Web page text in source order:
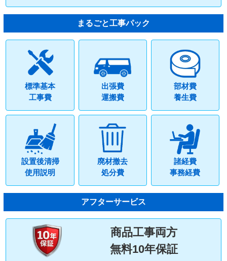
まるごと工事パック
標準基本
工事費
出張費
運搬費
部材費
養生費
設置後清掃
使用説明
廃材撤去
処分費
諸経費
事務経費
アフターサービス
商品工事両方
無料10年保証